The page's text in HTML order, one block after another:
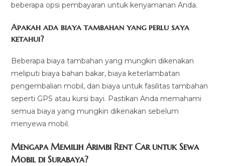
beberapa opsi pembayaran untuk kenyamanan Anda.
Apakah ada biaya tambahan yang perlu saya
ketahui?
Beberapa biaya tambahan yang mungkin dikenakan
meliputi biaya bahan bakar, biaya keterlambatan
pengembalian mobil, dan biaya untuk fasilitas tambahan
seperti GPS atau kursi bayi. Pastikan Anda memahami
semua biaya yang mungkin dikenakan sebelum
menyewa mobil.
Mengapa Memilih Arimbi Rent Car untuk Sewa
Mobil di Surabaya?